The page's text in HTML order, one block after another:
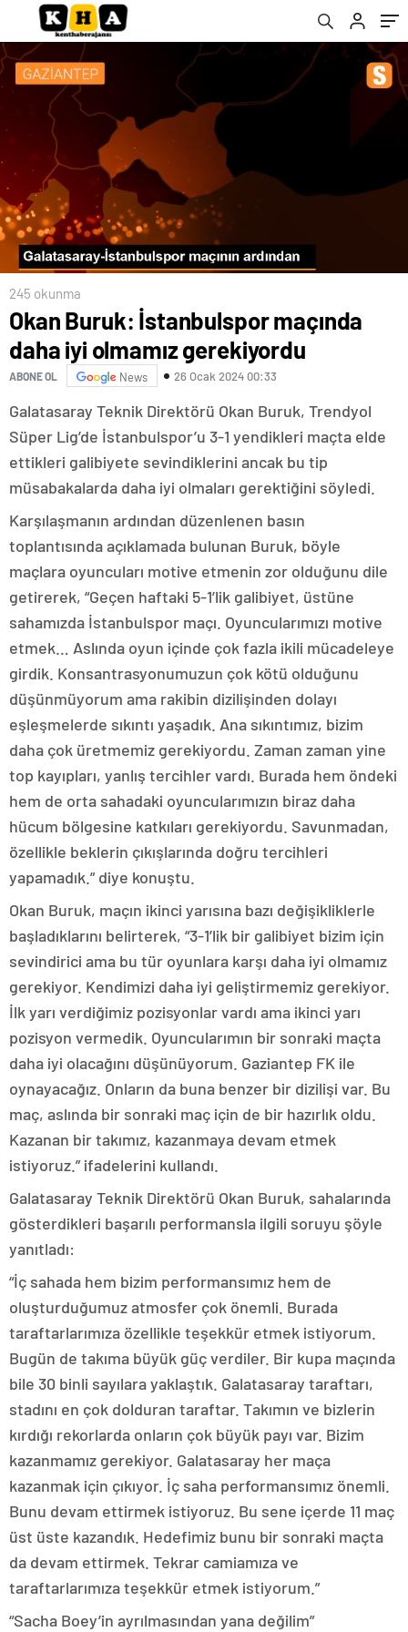
245 okunma
Okan Buruk: İstanbulspor maçında
daha iyi olmamız gerekiyordu
ABONE OL News 26 Ocak 2024 00:33
Galatasaray Teknik Direktörü Okan Buruk, Trendyol
Süper Lig’de İstanbulspor’u 3-1 yendikleri maçta elde
ettikleri galibiyete sevindiklerini ancak bu tip
müsabakalarda daha iyi olmaları gerektiğini söyledi.
Karşılaşmanın ardından düzenlenen basın
toplantısında açıklamada bulunan Buruk, böyle
maçlara oyuncuları motive etmenin zor olduğunu dile
getirerek, “Geçen haftaki 5-1’lik galibiyet, üstüne
sahamızda İstanbulspor maçı. Oyuncularımızı motive
etmek… Aslında oyun içinde çok fazla ikili mücadeleye
girdik. Konsantrasyonumuzun çok kötü olduğunu
düşünmüyorum ama rakibin dizilişinden dolayı
eşleşmelerde sıkıntı yaşadık. Ana sıkıntımız, bizim
daha çok üretmemiz gerekiyordu. Zaman zaman yine
top kayıpları, yanlış tercihler vardı. Burada hem öndeki
hem de orta sahadaki oyuncularımızın biraz daha
hücum bölgesine katkıları gerekiyordu. Savunmadan,
özellikle beklerin çıkışlarında doğru tercihleri
yapamadık.” diye konuştu.
Okan Buruk, maçın ikinci yarısına bazı değişikliklerle
başladıklarını belirterek, “3-1’lik bir galibiyet bizim için
sevindirici ama bu tür oyunlara karşı daha iyi olmamız
gerekiyor. Kendimizi daha iyi geliştirmemiz gerekiyor.
İlk yarı verdiğimiz pozisyonlar vardı ama ikinci yarı
pozisyon vermedik. Oyuncularımın bir sonraki maçta
daha iyi olacağını düşünüyorum. Gaziantep FK ile
oynayacağız. Onların da buna benzer bir dizilişi var. Bu
maç, aslında bir sonraki maç için de bir hazırlık oldu.
Kazanan bir takımız, kazanmaya devam etmek
istiyoruz.” ifadelerini kullandı.
Galatasaray Teknik Direktörü Okan Buruk, sahalarında
gösterdikleri başarılı performansla ilgili soruyu şöyle
yanıtladı:
“İç sahada hem bizim performansımız hem de
oluşturduğumuz atmosfer çok önemli. Burada
taraftarlarımıza özellikle teşekkür etmek istiyorum.
Bugün de takıma büyük güç verdiler. Bir kupa maçında
bile 30 binli sayılara yaklaştık. Galatasaray taraftarı,
stadını en çok dolduran taraftar. Takımın ve bizlerin
kırdığı rekorlarda onların çok büyük payı var. Bizim
kazanmamız gerekiyor. Galatasaray her maça
kazanmak için çıkıyor. İç saha performansımız önemli.
Bunu devam ettirmek istiyoruz. Bu sene içerde 11 maç
üst üste kazandık. Hedefimiz bunu bir sonraki maçta
da devam ettirmek. Tekrar camiamıza ve
taraftarlarımıza teşekkür etmek istiyorum.”
“Sacha Boey’in ayrılmasından yana değilim”